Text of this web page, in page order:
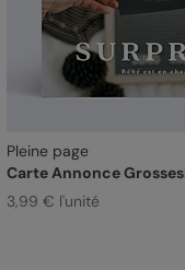
Pleine page
Carte Annonce
3,99 € l'unité